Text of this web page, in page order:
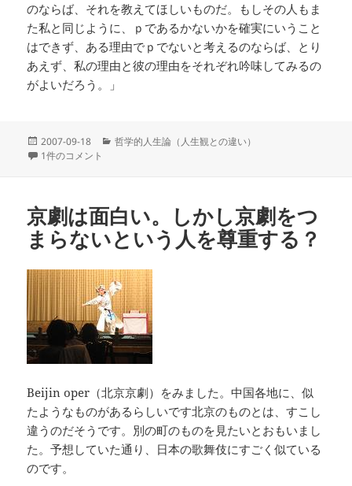
のならば、それを教えてほしいものだ。もしその人もま
た私と同じように、ｐであるかないかを確実にいうこと
はできず、ある理由でｐでないと考えるのならば、とり
あえず、私の理由と彼の理由をそれぞれ吟味してみるの
がよいだろう。」
投
稿
2007-09-18
カ
哲学的人生論（人生観との違い）
私的な人生観は不可能？ への
1件のコメント
京劇は面白い。しかし京劇をつ
まらないという人を尊重する？
Beijin oper（北京京劇）をみました。中国各地に、似
たようなものがあるらしいです北京のものとは、すこし
違うのだそうです。別の町のものを見たいとおもいまし
た。予想していた通り、日本の歌舞伎にすごく似ている
のです。